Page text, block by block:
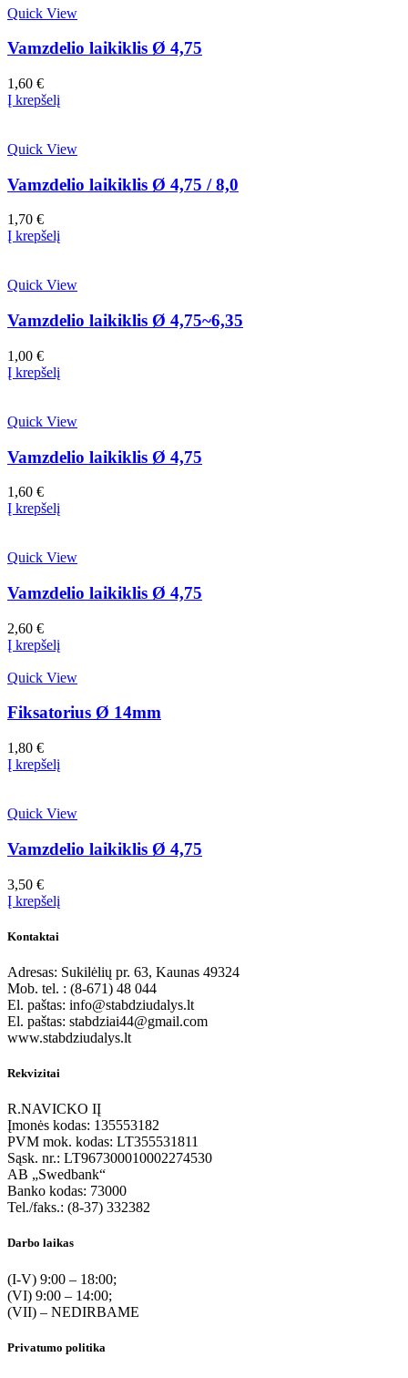
Quick View
Vamzdelio laikiklis Ø 4,75
1,60 €
Į krepšelį
Quick View
Vamzdelio laikiklis Ø 4,75 / 8,0
1,70 €
Į krepšelį
Quick View
Vamzdelio laikiklis Ø 4,75~6,35
1,00 €
Į krepšelį
Quick View
Vamzdelio laikiklis Ø 4,75
1,60 €
Į krepšelį
Quick View
Vamzdelio laikiklis Ø 4,75
2,60 €
Į krepšelį
Quick View
Fiksatorius Ø 14mm
1,80 €
Į krepšelį
Quick View
Vamzdelio laikiklis Ø 4,75
3,50 €
Į krepšelį
Kontaktai
Adresas: Sukilėlių pr. 63, Kaunas 49324
Mob. tel. : (8-671) 48 044
El. paštas: info@stabdziudalys.lt
El. paštas: stabdziai44@gmail.com
www.stabdziudalys.lt
Rekvizitai
R.NAVICKO IĮ
Įmonės kodas: 135553182
PVM mok. kodas: LT355531811
Sąsk. nr.: LT967300010002274530
AB „Swedbank“
Banko kodas: 73000
Tel./faks.: (8-37) 332382
Darbo laikas
(I-V) 9:00 – 18:00;
(VI) 9:00 – 14:00;
(VII) – NEDIRBAME
Privatumo politika